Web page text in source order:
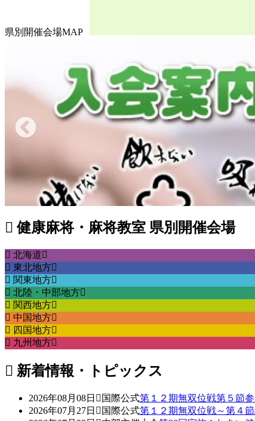
県別開催会場MAP
健康麻将・麻将教室 県別開催会場
北海道
東北地方
関東地方
北陸・中部地方
関西地方
中国地方
四国地方
九州地方
新着情報・トピックス
2026年08月08日 国際公式第１２期無双位戦第５節
2026年07月27日
国際公式第１２期無双位戦～第４